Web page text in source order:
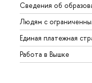
Сведения об
Людям с
Единая платежная
Работа в Вышке